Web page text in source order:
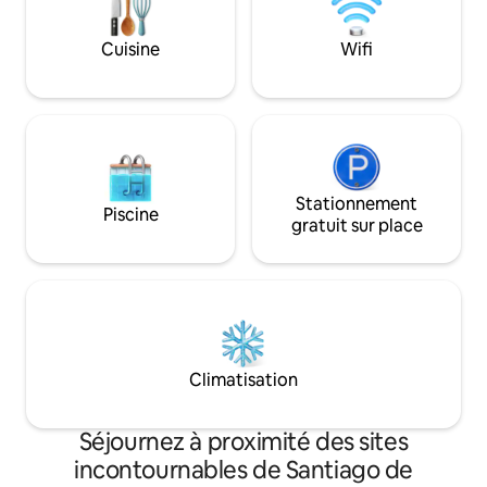
de l'aqueduc emblématique de
Querétaro (Los Arcos).
un quartier
confort ultime à
qualité-prix.
Cuisine Wifi
Piscine
Stationnement
gratuit sur place
Climatisation
Séjournez à proximité des sites
incontournables de Santiago de